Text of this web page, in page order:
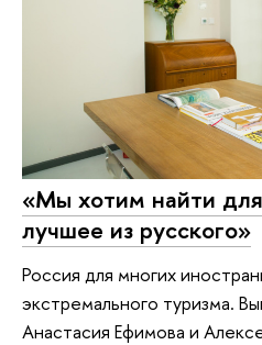
«Мы хотим найти
лучшее из русского»
Россия для многих
экстремального туризма.
Анастасия Ефимова и